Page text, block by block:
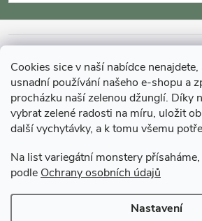
Cookies sice v naší nabídce
usnadní používání našeho e-shopu a
procházku naší zelenou džunglí. Díky
vybrat zelené radosti na míru, uložit
další vychytávky, a k tomu všemu
Na list variegátní monstery
podle Ochrany osobních údajů
Nastavení
p
a
MOHLO BY VÁS ZAJÍMAT
O GARDNERS
Gardners Design - Projekt, realizace a